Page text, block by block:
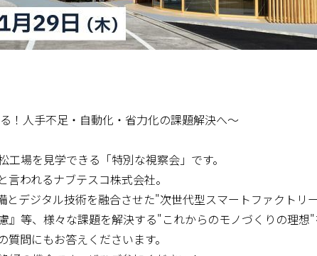
！人手不足・自動化・省力化の課題解決へ～
場を見学できる「特別な視察会」です。
われるナブテスコ株式会社。
デジタル技術を融合させた"次世代型スマートファクトリ
』等、様々な課題を解決する"これからのモノづくりの理
問にもお答えくださいます。